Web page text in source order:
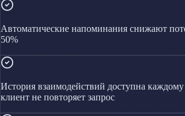
Автоматические напоминания снижают
50%
История взаимодействий доступна
клиент не повторяет запрос